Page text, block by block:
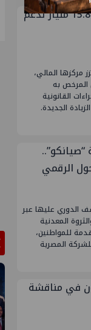
أسيوط لتكرير البترول ترفع رأسمالها إلى 15.8 مليار لدعم
مركزها المالي،
المرخص به
الإجراءات القانونية
الجديدة.
الرقمي
الدوري عليها عبر
والثروة المعدنية
للمواطنين،
المصرية
في مناقشة